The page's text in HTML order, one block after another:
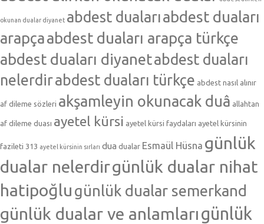
okunan dualar diyanet abdest dualarıabdest duaları
arapçaabdest duaları arapça türkçe
abdest duaları diyanetabdest duaları
nelerdirabdest duaları türkçe abdest nasıl alınır
af dileme sözleri akşamleyin okunacak duâ allahtan
af dileme duası ayetel kürsi ayetel kürsi faydaları ayetel kürsinin
fazileti 313 ayetel kürsinin sırları dua dualar Esmaül Hüsna günlük
dualar nelerdirgünlük dualar nihat
hatipoğlu günlük dualar semerkand
günlük dualar ve anlamlarıgünlük